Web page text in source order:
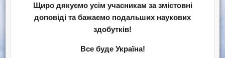
Щиро дякуємо усім учасникам за змістовні
доповіді та бажаємо подальших наукових
здобутків!
Все буде Україна!